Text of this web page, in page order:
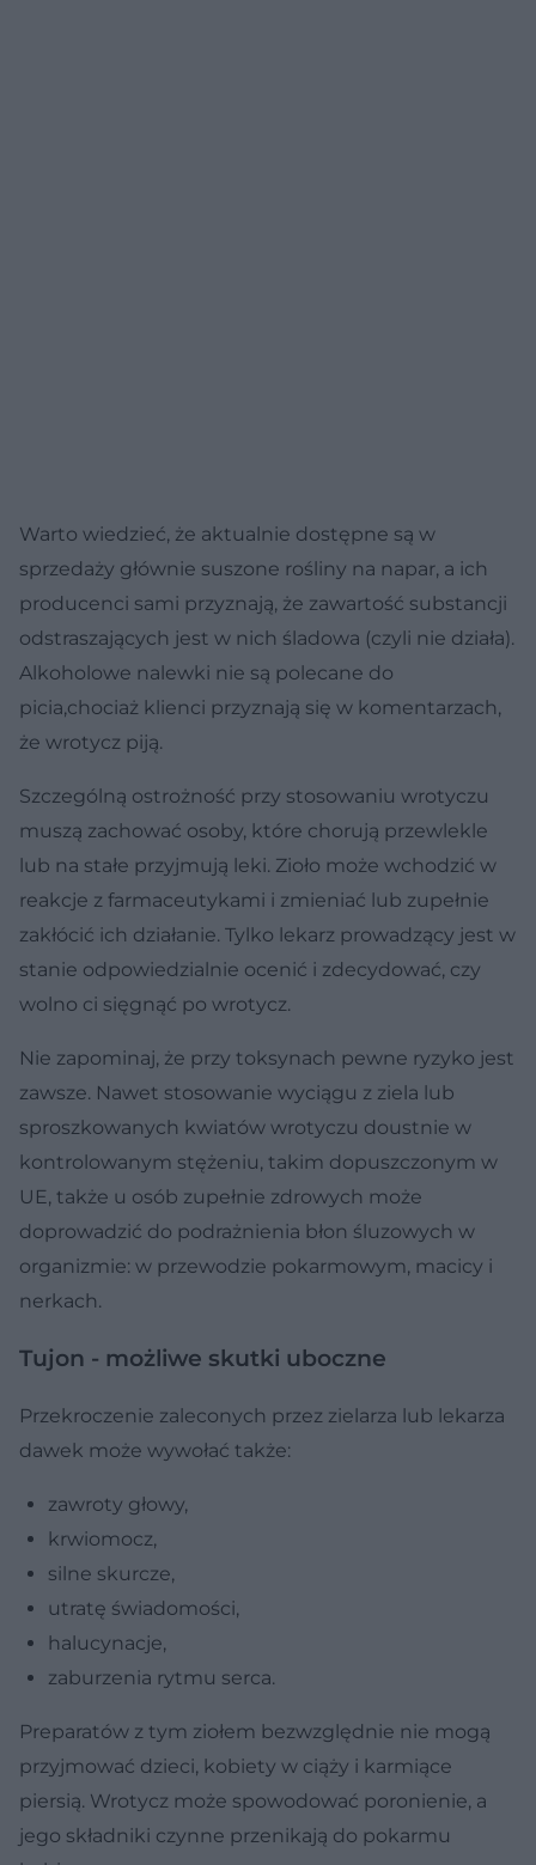
Warto wiedzieć, że aktualnie dostępne są w
sprzedaży głównie suszone rośliny na napar, a ich
producenci sami przyznają, że zawartość substancji
odstraszających jest w nich śladowa (czyli nie działa).
Alkoholowe nalewki nie są polecane do
picia,chociaż klienci przyznają się w komentarzach,
że wrotycz piją.
Szczególną ostrożność przy stosowaniu wrotyczu
muszą zachować osoby, które chorują przewlekle
lub na stałe przyjmują leki. Zioło może wchodzić w
reakcje z farmaceutykami i zmieniać lub zupełnie
zakłócić ich działanie. Tylko lekarz prowadzący jest w
stanie odpowiedzialnie ocenić i zdecydować, czy
wolno ci sięgnąć po wrotycz.
Nie zapominaj, że przy toksynach pewne ryzyko jest
zawsze. Nawet stosowanie wyciągu z ziela lub
sproszkowanych kwiatów wrotyczu doustnie w
kontrolowanym stężeniu, takim dopuszczonym w
UE, także u osób zupełnie zdrowych może
doprowadzić do podrażnienia błon śluzowych w
organizmie: w przewodzie pokarmowym, macicy i
nerkach.
Tujon - możliwe skutki uboczne
Przekroczenie zaleconych przez zielarza lub lekarza
dawek może wywołać także:
zawroty głowy,
krwiomocz,
silne skurcze,
utratę świadomości,
halucynacje,
zaburzenia rytmu serca.
Preparatów z tym ziołem bezwzględnie nie mogą
przyjmować dzieci, kobiety w ciąży i karmiące
piersią. Wrotycz może spowodować poronienie, a
jego składniki czynne przenikają do pokarmu